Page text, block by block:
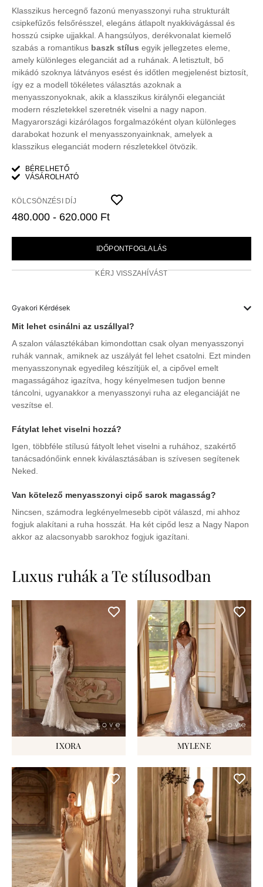
Klasszikus hercegnő fazonú menyasszonyi ruha strukturált
csipkefűzős felsőrésszel, elegáns átlapolt nyakkivágással és
hosszú csipke ujjakkal. A hangsúlyos, derékvonalat kiemelő
szabás a romantikus baszk stílus egyik jellegzetes eleme,
amely különleges eleganciát ad a ruhának. A letisztult, bő
mikádó szoknya látványos esést és időtlen megjelenést biztosít,
így ez a modell tökéletes választás azoknak a
menyasszonyoknak, akik a klasszikus királynői eleganciát
modern részletekkel szeretnék viselni a nagy napon.
Magyarországi kizárólagos forgalmazóként olyan különleges
darabokat hozunk el menyasszonyainknak, amelyek a
klasszikus eleganciát modern részletekkel ötvözik.
BÉRELHETŐ
VÁSÁROLHATÓ
KÖLCSÖNZÉSI DÍJ
480.000 - 620.000 Ft
IDŐPONTFOGLALÁS
KÉRJ VISSZAHÍVÁST
Gyakori Kérdések
Mit lehet csinálni az uszállyal?
A szalon választékában kimondottan csak olyan menyasszonyi
ruhák vannak, amiknek az uszályát fel lehet csatolni. Ezt minden
menyasszonynak egyedileg készítjük el, a cipővel emelt
magasságához igazítva, hogy kényelmesen tudjon benne
táncolni, ugyanakkor a menyasszonyi ruha az eleganciáját ne
veszítse el.
Fátylat lehet viselni hozzá?
Igen, többféle stílusú fátyolt lehet viselni a ruhához, szakértő
tanácsadónőink ennek kiválasztásában is szívesen segítenek
Neked.
Van kötelező menyasszonyi cipő sarok magasság?
Nincsen, számodra legkényelmesebb cipöt válaszd, mi ahhoz
fogjuk alakítani a ruha hosszát. Ha két cipőd lesz a Nagy Napon
akkor az alacsonyabb sarokhoz fogjuk igazítani.
Luxus ruhák a Te stílusodban
IXORA MYLENE